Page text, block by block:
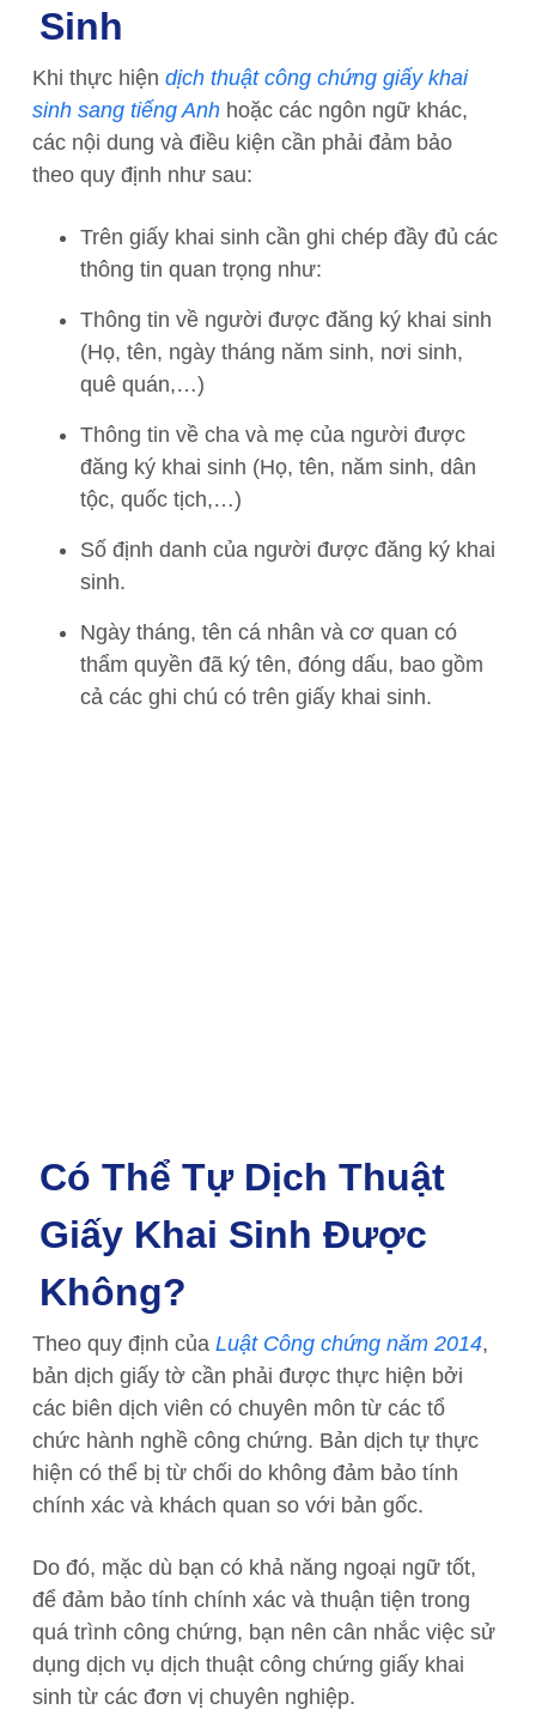
Sinh
Khi thực hiện dịch thuật công chứng giấy khai
sinh sang tiếng Anh hoặc các ngôn ngữ khác,
các nội dung và điều kiện cần phải đảm bảo
theo quy định như sau:
Trên giấy khai sinh cần ghi chép đầy đủ các
thông tin quan trọng như:
Thông tin về người được đăng ký khai sinh
(Họ, tên, ngày tháng năm sinh, nơi sinh,
quê quán,…)
Thông tin về cha và mẹ của người được
đăng ký khai sinh (Họ, tên, năm sinh, dân
tộc, quốc tịch,…)
Số định danh của người được đăng ký khai
sinh.
Ngày tháng, tên cá nhân và cơ quan có
thẩm quyền đã ký tên, đóng dấu, bao gồm
cả các ghi chú có trên giấy khai sinh.
Có Thể Tự Dịch Thuật
Giấy Khai Sinh Được
Không?
Theo quy định của Luật Công chứng năm 2014,
bản dịch giấy tờ cần phải được thực hiện bởi
các biên dịch viên có chuyên môn từ các tổ
chức hành nghề công chứng. Bản dịch tự thực
hiện có thể bị từ chối do không đảm bảo tính
chính xác và khách quan so với bản gốc.
Do đó, mặc dù bạn có khả năng ngoại ngữ tốt,
để đảm bảo tính chính xác và thuận tiện trong
quá trình công chứng, bạn nên cân nhắc việc sử
dụng dịch vụ dịch thuật công chứng giấy khai
sinh từ các đơn vị chuyên nghiệp.